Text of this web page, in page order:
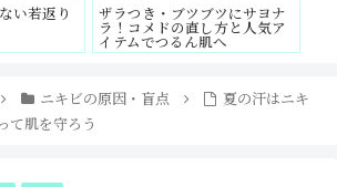
い若返り ザラつき・ブツブツにサヨナ
ラ！コメドの直し方と人気ア
イテムでつるん肌へ
ニキビの原因・盲点
夏の汗はニキ
て肌を守ろう